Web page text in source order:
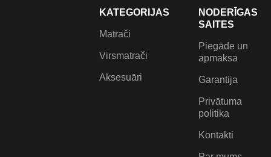
KATEGORIJAS
Matrači
Virsmatrači
Aksesuāri
NODERĪGAS
SAITES
Piegāde un
apmaksa
Garantija
Privātuma
politika
Kontakti